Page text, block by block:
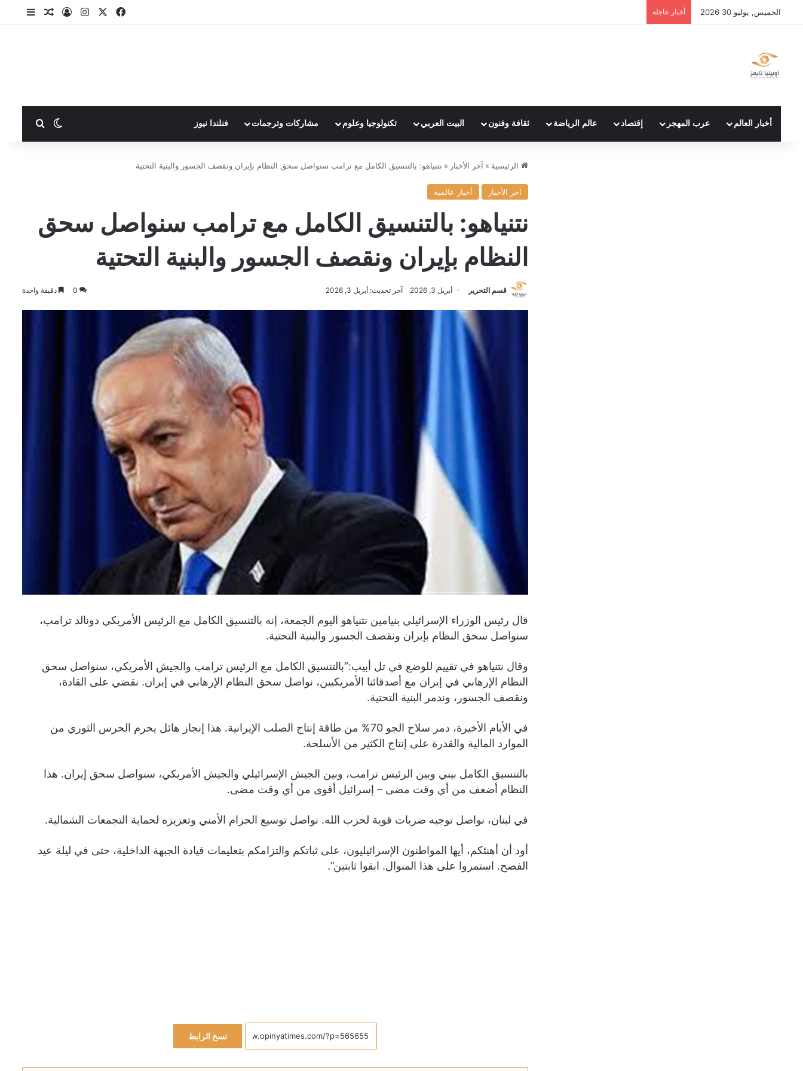
الخميس, يوليو 30 2026 أخبار عاجلة فيسبوك انستقرامتسجيل الدخول
مقالإضافة
أخبار العالم عرب المهجر إقتصاد عالم الرياضة ثقافة وفنون البيت العربي تكنولوجيا وعلوم مشاركات وترجمات فنلندا نيوز الوضعبحث عن
الرئيسية » آخر الأخبار » نتنياهو: بالتنسيق الكامل مع ترامب سنواصل سحق النظام بإيران ونقصف الجسور والبنية التحتية
آخر الأخبار أخبار عالمية
نتنياهو: بالتنسيق الكامل مع ترامب سنواصل سحق
النظام بإيران ونقصف الجسور والبنية التحتية
قسم التحرير أبريل 3, 2026 آخر تحديث: أبريل 3, 2026 0 دقيقة واحدة
قال رئيس الوزراء الإسرائيلي بنيامين نتنياهو اليوم الجمعة، إنه بالتنسيق الكامل مع الرئيس الأمريكي دونالد ترامب،
سنواصل سحق النظام بإيران ونقصف الجسور والبنية التحتية.
وقال نتنياهو في تقييم للوضع في تل أبيب:”بالتنسيق الكامل مع الرئيس ترامب والجيش الأمريكي، سنواصل سحق
النظام الإرهابي في إيران مع أصدقائنا الأمريكيين، نواصل سحق النظام الإرهابي في إيران. نقضي على القادة،
ونقصف الجسور، وندمر البنية التحتية.
في الأيام الأخيرة، دمر سلاح الجو 70% من طاقة إنتاج الصلب الإيرانية. هذا إنجاز هائل يحرم الحرس الثوري من
الموارد المالية والقدرة على إنتاج الكثير من الأسلحة.
بالتنسيق الكامل بيني وبين الرئيس ترامب، وبين الجيش الإسرائيلي والجيش الأمريكي، سنواصل سحق إيران. هذا
النظام أضعف من أي وقت مضى – إسرائيل أقوى من أي وقت مضى.
في لبنان، نواصل توجيه ضربات قوية لحزب الله. نواصل توسيع الحزام الأمني ​​وتعزيزه لحماية التجمعات الشمالية.
أود أن أهنئكم، أيها المواطنون الإسرائيليون، على ثباتكم والتزامكم بتعليمات قيادة الجبهة الداخلية، حتى في ليلة عيد
الفصح. استمروا على هذا المنوال. ابقوا ثابتين”.
نسخ الرابط